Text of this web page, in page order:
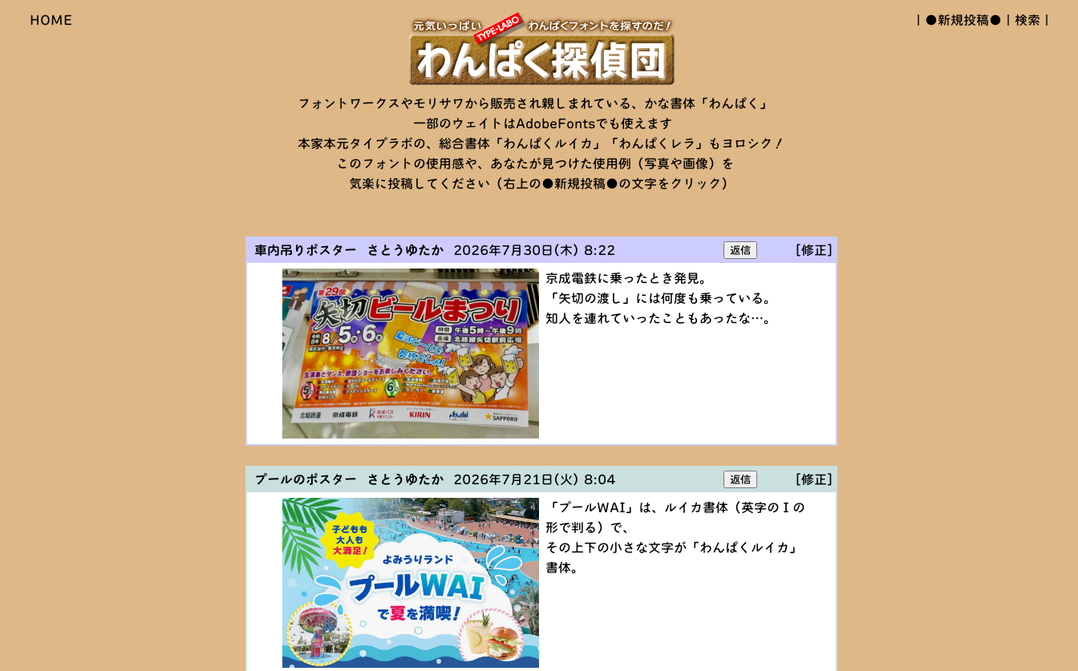
HOME ●新規投稿● 検索
フォントワークスやモリサワから販売され親しまれている、かな書体「わんぱく」
一部のウェイトはAdobeFontsでも使えます
本家本元タイプラボの、総合書体「わんぱくルイカ」「わんぱくレラ」もヨロシク！
このフォントの使用感や、あなたが見つけた使用例（写真や画像）を
気楽に投稿してください（右上の●新規投稿●の文字をクリック）
車内吊りポスター さとうゆたか2026年7月30日(木) 8:22 [修正]
京成電鉄に乗ったとき発見。
「矢切の渡し」には何度も乗っている。
知人を連れていったこともあったな…。
プールのポスター さとうゆたか2026年7月21日(火) 8:04 [修正]
「プールWAI」は、ルイカ書体（英字のＩの
形で判る）で、
その上下の小さな文字が「わんぱくルイカ」
書体。